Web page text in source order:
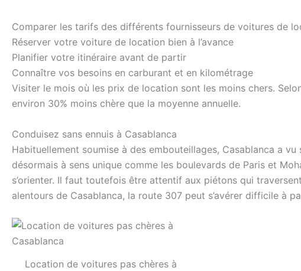
Comparer les tarifs des différents fournisseurs de voitures de
Réserver votre voiture de location bien à l’avance
Planifier votre itinéraire avant de partir
Connaître vos besoins en carburant et en kilométrage
Visiter le mois où les prix de location sont les moins chers.
environ 30% moins chère que la moyenne annuelle.
Conduisez sans ennuis à Casablanca
Habituellement soumise à des embouteillages, Casablanca a
désormais à sens unique comme les boulevards de Paris et
s’orienter. Il faut toutefois être attentif aux piétons qui
alentours de Casablanca, la route 307 peut s’avérer difficile à
Location de voitures pas chères à